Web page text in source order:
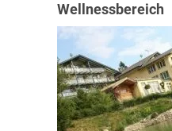
Wellnessbereich